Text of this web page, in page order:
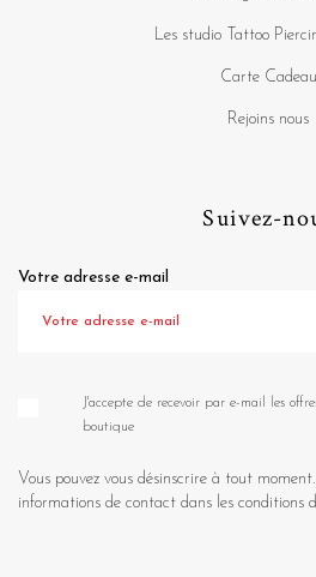
Les studio Tattoo
Carte Cadeau
Rejoins nous
Suivez-
Votre adresse e-mail
J'accepte de recevoir par e-mail les
boutique
Vous pouvez vous désinscrire à tout
informations de contact dans les conditions